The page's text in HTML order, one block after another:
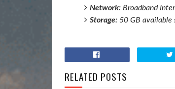
Network:Broadband
Storage:50 GB available
RELATED POSTS